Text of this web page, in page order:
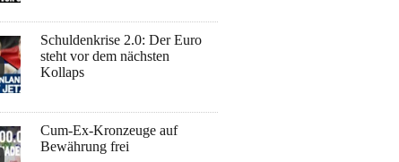
Schuldenkrise 2.0: Der Euro
steht vor dem nächsten
Kollaps
Cum-Ex-Kronzeuge auf
Bewährung frei